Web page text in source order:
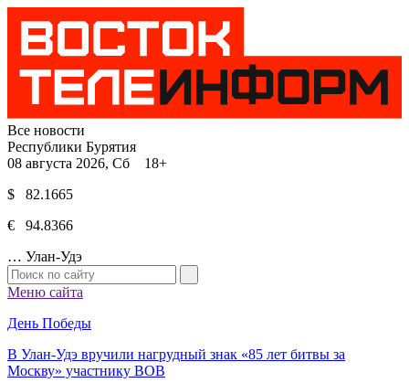
Все новости
Республики Бурятия
08 августа 2026, Сб 18+
$ 82.1665
€ 94.8366
… Улан-Удэ
Меню сайта
День Победы
В Улан-Удэ вручили нагрудный знак «85 лет битвы за
Москву» участнику ВОВ